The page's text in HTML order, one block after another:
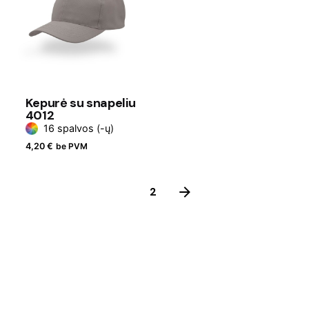
Kepurė su snapeliu
4012
16 spalvos (-ų)
4,20 € be PVM
2